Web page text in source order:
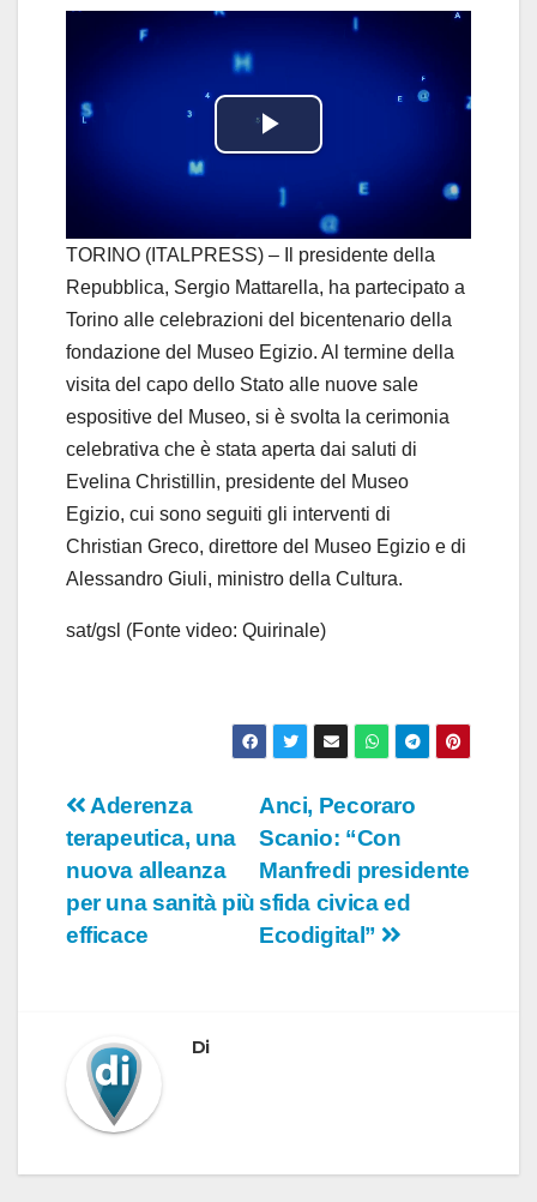
P
l
a
y
V
i
d
e
o
TORINO (ITALPRESS) – Il presidente della
Repubblica, Sergio Mattarella, ha partecipato a
Torino alle celebrazioni del bicentenario della
fondazione del Museo Egizio. Al termine della
visita del capo dello Stato alle nuove sale
espositive del Museo, si è svolta la cerimonia
celebrativa che è stata aperta dai saluti di
Evelina Christillin, presidente del Museo
Egizio, cui sono seguiti gli interventi di
Christian Greco, direttore del Museo Egizio e di
Alessandro Giuli, ministro della Cultura.
sat/gsl (Fonte video: Quirinale)
Navigazione
articoli
Anci, Pecoraro
Scanio: “Con
Manfredi presidente
sfida civica ed
Ecodigital”
Aderenza
terapeutica, una
nuova alleanza
per una sanità più
efficace
Di